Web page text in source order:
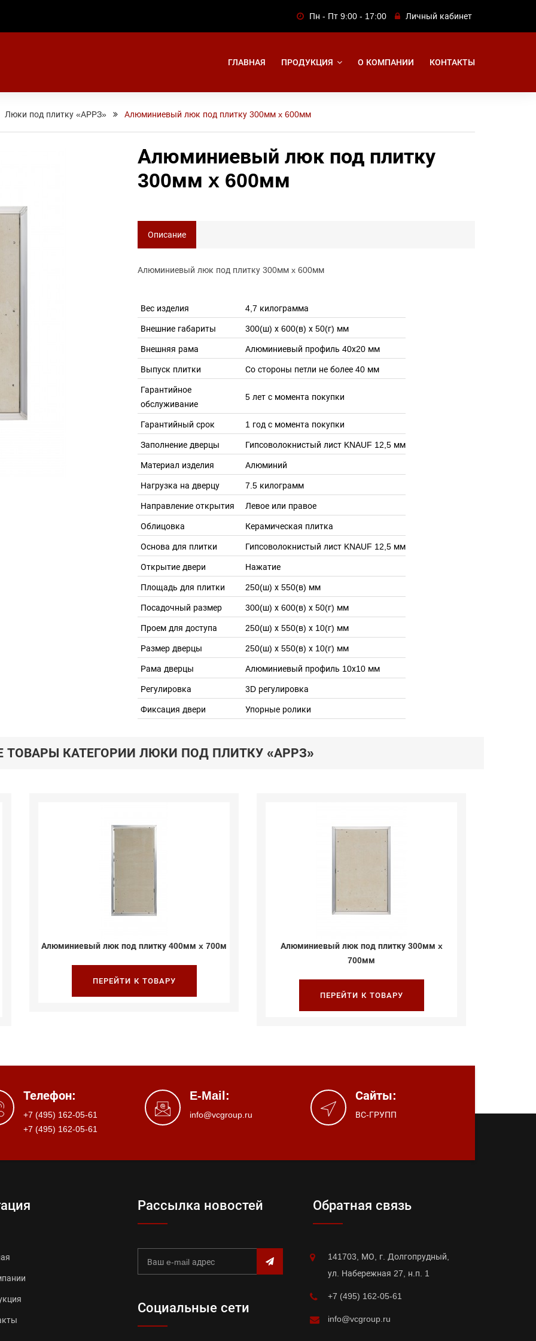
Пн - Пт 9:00 - 17:00 Личный кабинет
ГЛАВНАЯ ПРОДУКЦИЯ О КОМПАНИИ КОНТАКТЫ
Люки под плитку «АРРЗ» Алюминиевый люк под плитку 300мм x 600мм
Алюминиевый люк под плитку
300мм x 600мм
Описание
Алюминиевый люк под плитку 300мм x 600мм
Вес изделия 4,7 килограмма
Внешние габариты 300(ш) х 600(в) х 50(г) мм
Внешняя рама Алюминиевый профиль 40х20 мм
Выпуск плитки Со стороны петли не более 40 мм
Гарантийное
обслуживание
5 лет с момента покупки
Гарантийный срок 1 год с момента покупки
Заполнение дверцы Гипсоволокнистый лист KNAUF 12,5 мм
Материал изделия Алюминий
Нагрузка на дверцу 7.5 килограмм
Направление открытия Левое или правое
Облицовка Керамическая плитка
Основа для плитки Гипсоволокнистый лист KNAUF 12,5 мм
Открытие двери Нажатие
Площадь для плитки 250(ш) х 550(в) мм
Посадочный размер 300(ш) х 600(в) х 50(г) мм
Проем для доступа 250(ш) х 550(в) х 10(г) мм
Размер дверцы 250(ш) х 550(в) х 10(г) мм
Рама дверцы Алюминиевый профиль 10х10 мм
Регулировка 3D регулировка
Фиксация двери Упорные ролики
ТОВАРЫ КАТЕГОРИИ ЛЮКИ ПОД ПЛИТКУ «АРРЗ»
Алюминиевый люк под плитку 400мм x 700м
ПЕРЕЙТИ К ТОВАРУ
Алюминиевый люк под плитку 300мм x
700мм
ПЕРЕЙТИ К ТОВАРУ
Телефон:
+7 (495) 162-05-61
+7 (495) 162-05-61
E-Mail:
info@vcgroup.ru
Сайты:
ВС-ГРУПП
Рассылка новостей
Социальные сети
Обратная связь
141703, МО, г. Долгопрудный,
ул. Набережная 27, н.п. 1
+7 (495) 162-05-61
info@vcgroup.ru